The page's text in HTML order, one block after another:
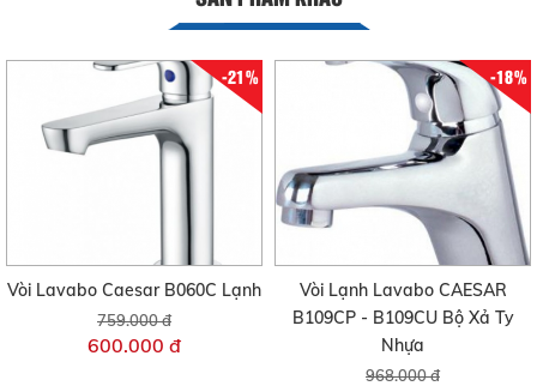
-21%
Vòi Lavabo Caesar B060C Lạnh
759.000 đ
600.000 đ
-18%
Vòi Lạnh Lavabo CAESAR
B109CP - B109CU Bộ Xả Ty
Nhựa
968.000 đ